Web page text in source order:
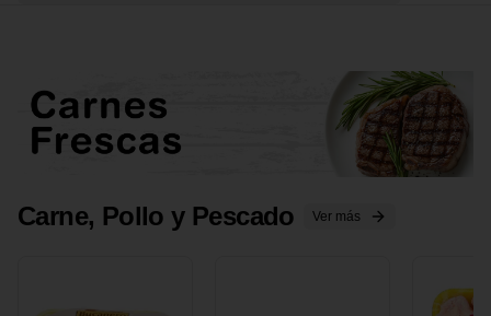
Carne, Pollo y Pescado Ver más